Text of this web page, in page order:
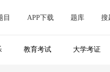
目 APP下载 题库 搜
教育考试 大学考证